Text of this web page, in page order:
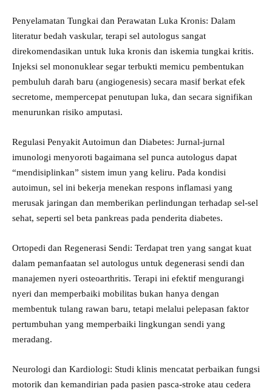
​Penyelamatan Tungkai dan Perawatan Luka Kronis: Dalam
literatur bedah vaskular, terapi sel autologus sangat
direkomendasikan untuk luka kronis dan iskemia tungkai kritis.
Injeksi sel mononuklear segar terbukti memicu pembentukan
pembuluh darah baru (angiogenesis) secara masif berkat efek
secretome, mempercepat penutupan luka, dan secara signifikan
menurunkan risiko amputasi.
​Regulasi Penyakit Autoimun dan Diabetes: Jurnal-jurnal
imunologi menyoroti bagaimana sel punca autologus dapat
“mendisiplinkan” sistem imun yang keliru. Pada kondisi
autoimun, sel ini bekerja menekan respons inflamasi yang
merusak jaringan dan memberikan perlindungan terhadap sel-sel
sehat, seperti sel beta pankreas pada penderita diabetes.
​Ortopedi dan Regenerasi Sendi: Terdapat tren yang sangat kuat
dalam pemanfaatan sel autologus untuk degenerasi sendi dan
manajemen nyeri osteoarthritis. Terapi ini efektif mengurangi
nyeri dan memperbaiki mobilitas bukan hanya dengan
membentuk tulang rawan baru, tetapi melalui pelepasan faktor
pertumbuhan yang memperbaiki lingkungan sendi yang
meradang.
​Neurologi dan Kardiologi: Studi klinis mencatat perbaikan fungsi
motorik dan kemandirian pada pasien pasca-stroke atau cedera